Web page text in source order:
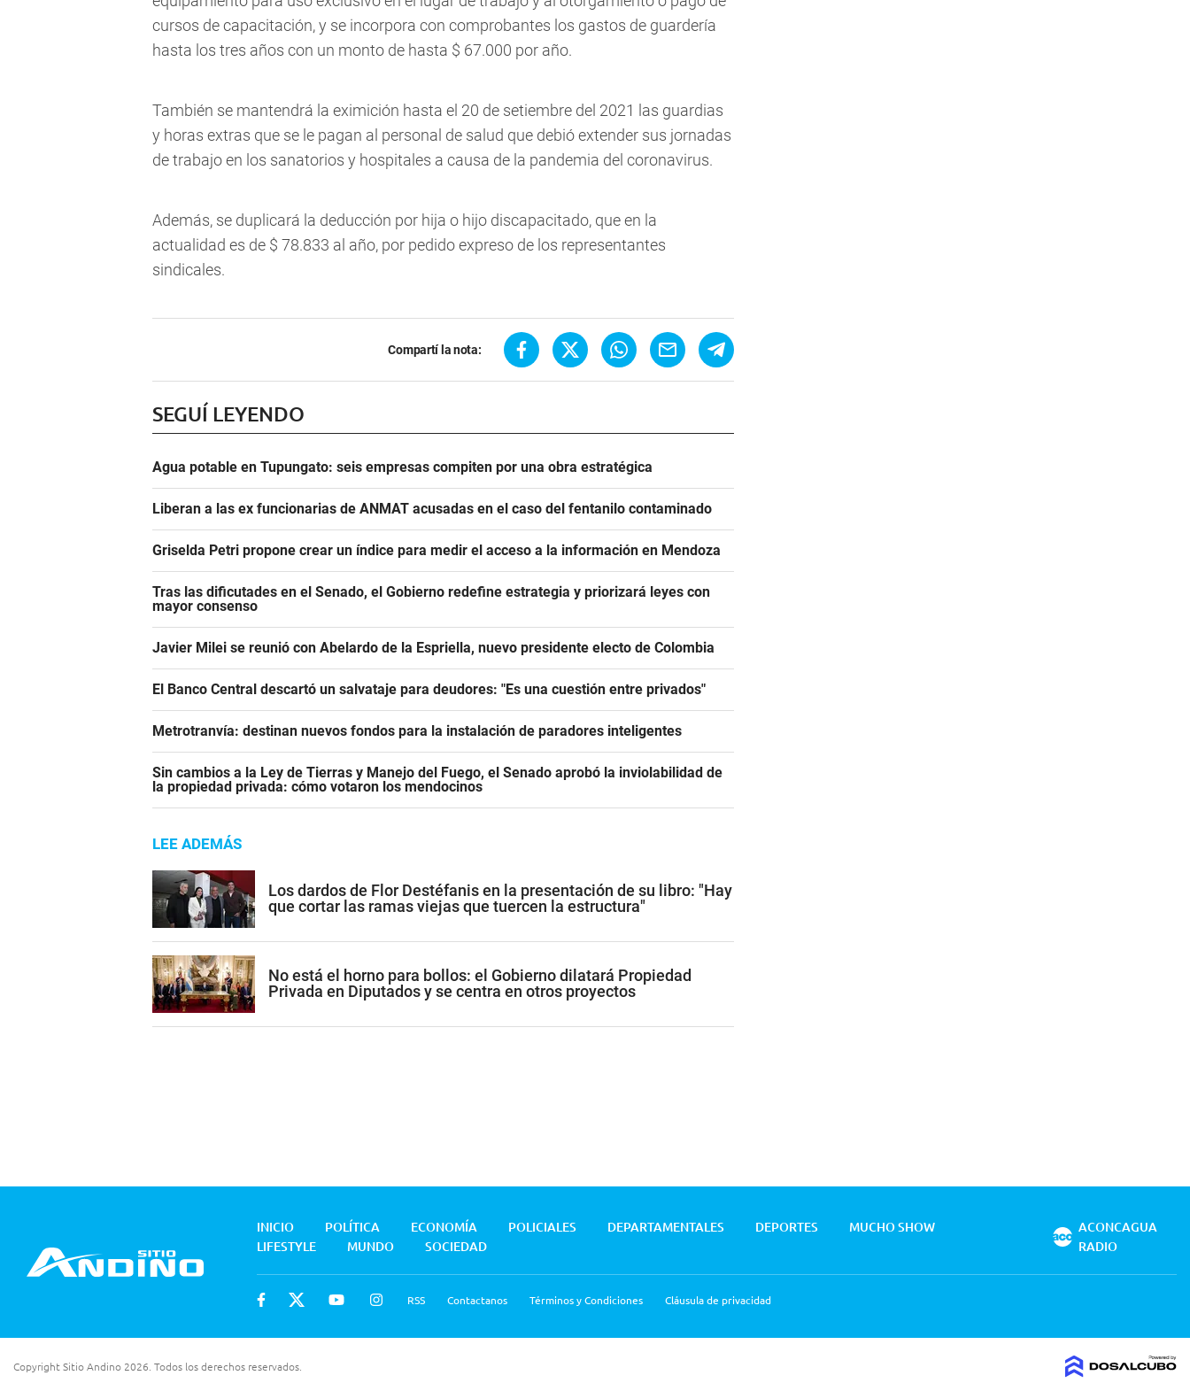
cursos de capacitación, y se incorpora con comprobantes los gastos de guardería
hasta los tres años con un monto de hasta $ 67.000 por año.
También se mantendrá la eximición hasta el 20 de setiembre del 2021 las guardias
y horas extras que se le pagan al personal de salud que debió extender sus jornadas
de trabajo en los sanatorios y hospitales a causa de la pandemia del coronavirus.
Además, se duplicará la deducción por hija o hijo discapacitado, que en la
actualidad es de $ 78.833 al año, por pedido expreso de los representantes
sindicales.
Compartí la nota:
SEGUÍ LEYENDO
Agua potable en Tupungato: seis empresas compiten por una obra estratégica
Liberan a las ex funcionarias de ANMAT acusadas en el caso del fentanilo contaminado
Griselda Petri propone crear un índice para medir el acceso a la información en Mendoza
Tras las dificutades en el Senado, el Gobierno redefine estrategia y priorizará leyes con
mayor consenso
Javier Milei se reunió con Abelardo de la Espriella, nuevo presidente electo de Colombia
El Banco Central descartó un salvataje para deudores: "Es una cuestión entre privados"
Metrotranvía: destinan nuevos fondos para la instalación de paradores inteligentes
Sin cambios a la Ley de Tierras y Manejo del Fuego, el Senado aprobó la inviolabilidad de
la propiedad privada: cómo votaron los mendocinos
LEE ADEMÁS
Los dardos de Flor Destéfanis en la presentación de su libro: "Hay
que cortar las ramas viejas que tuercen la estructura"
No está el horno para bollos: el Gobierno dilatará Propiedad
Privada en Diputados y se centra en otros proyectos
INICIO POLÍTICA ECONOMÍA POLICIALES DEPARTAMENTALES DEPORTES
MUCHO SHOW
LIFESTYLE
MUNDO SOCIEDAD
RSS Contactanos Términos y Condiciones Cláusula de privacidad
ACONCAGUA
RADIO
Copyright Sitio Andino 2026. Todos los derechos reservados.